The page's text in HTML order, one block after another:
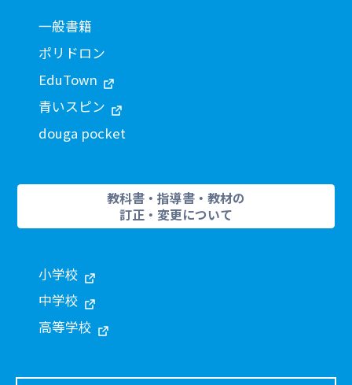
一般書籍
ポリドロン
EduTown
青いスピン
douga pocket
教科書・指導書・教材の
訂正・変更について
小学校
中学校
高等学校